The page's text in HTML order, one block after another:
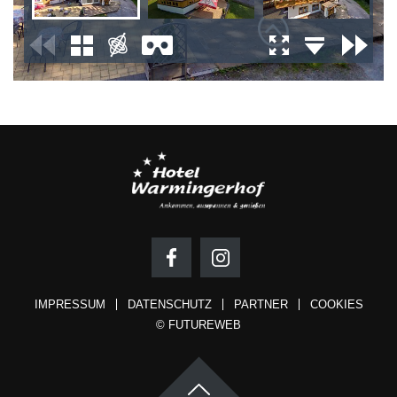
IMPRESSUM DATENSCHUTZ PARTNER
COOKIES
© FUTUREWEB